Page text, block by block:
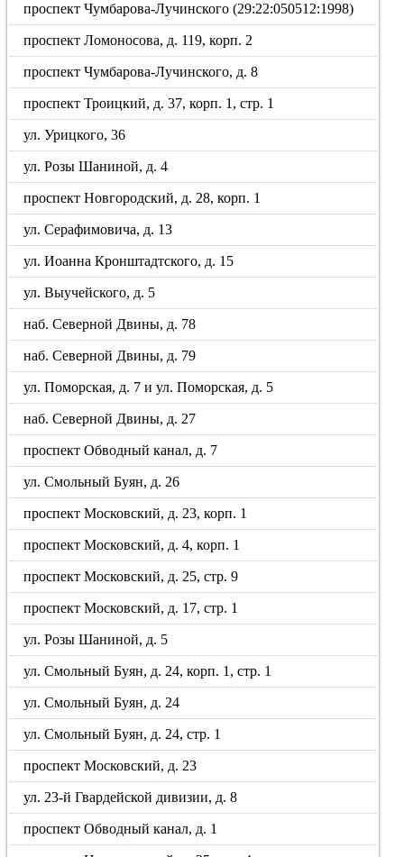
проспект Чумбарова-Лучинского (29:22:050512:1998)
проспект Ломоносова, д. 119, корп. 2
проспект Чумбарова-Лучинского, д. 8
проспект Троицкий, д. 37, корп. 1, стр. 1
ул. Урицкого, 36
ул. Розы Шаниной, д. 4
проспект Новгородский, д. 28, корп. 1
ул. Серафимовича, д. 13
ул. Иоанна Кронштадтского, д. 15
ул. Выучейского, д. 5
наб. Северной Двины, д. 78
наб. Северной Двины, д. 79
ул. Поморская, д. 7 и ул. Поморская, д. 5
наб. Северной Двины, д. 27
проспект Обводный канал, д. 7
ул. Смольный Буян, д. 26
проспект Московский, д. 23, корп. 1
проспект Московский, д. 4, корп. 1
проспект Московский, д. 25, стр. 9
проспект Московский, д. 17, стр. 1
ул. Розы Шаниной, д. 5
ул. Смольный Буян, д. 24, корп. 1, стр. 1
ул. Смольный Буян, д. 24
ул. Смольный Буян, д. 24, стр. 1
проспект Московский, д. 23
ул. 23-й Гвардейской дивизии, д. 8
проспект Обводный канал, д. 1